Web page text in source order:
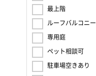
最上階
ルーフバルコニー
専用庭
ペット相談可
駐車場空きあり